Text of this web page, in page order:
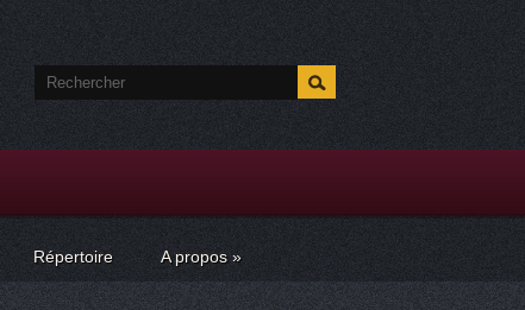
Répertoire A propos »